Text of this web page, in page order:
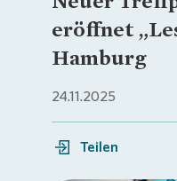
Mein Zuhause
Meine Stadt
eröffnet
Hamburg
24.11.2025
Teilen